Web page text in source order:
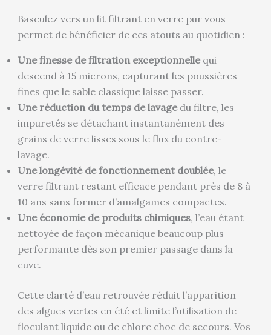
Basculez vers un lit filtrant en verre pur vous
permet de bénéficier de ces atouts au quotidien :
Une finesse de filtration exceptionnellequi
descend à 15 microns, capturant les poussières
fines que le sable classique laisse passer.
Une réduction du temps de lavagedu filtre, les
impuretés se détachant instantanément des
grains de verre lisses sous le flux du contre-
lavage.
Une longévité de fonctionnement doublée, le
verre filtrant restant efficace pendant près de 8 à
10 ans sans former d’amalgames compactes.
Une économie de produits chimiques, l’eau étant
nettoyée de façon mécanique beaucoup plus
performante dès son premier passage dans la
cuve.
Cette clarté d’eau retrouvée réduit l’apparition
des algues vertes en été et limite l’utilisation de
floculant liquide ou de chlore choc de secours. Vos